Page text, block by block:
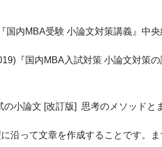
国内MBA受験 小論文対策講義』中央
『国内MBA入試対策 小論文対策
小論文 [改訂版] 思考のメソッドと
沿って文章を作成することです。